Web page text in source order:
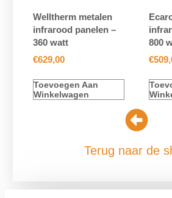
Welltherm metalen
infrarood panelen –
360 watt
€629,00
Toevoegen Aan
Winkelwagen
800
€
Terug naar de